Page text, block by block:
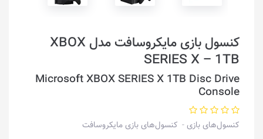
کنسول بازی مایکروسافت مدل XBOX
SERIES X – 1TB
Microsoft XBOX SERIES X 1TB Disc Drive
Console
کنسول‌های بازی کنسول‌های بازی مایکروسافت